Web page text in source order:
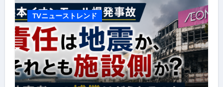
TVニューストレンド